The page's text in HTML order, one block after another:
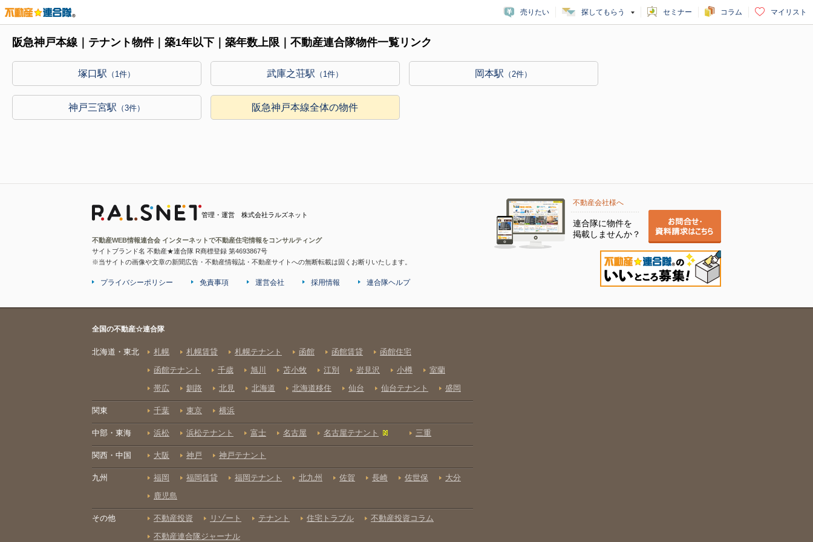
売りたい 探してもらう セミナー コラム マイリスト
阪急神戸本線｜テナント物件｜築1年以下｜築年数上限｜不動産連合隊物件一覧リンク
塚口駅 （1件） 武庫之荘駅 （1件） 岡本駅 （2件）
神戸三宮駅 （3件） 阪急神戸本線全体の物件
管理・運営 株式会社ラルズネット
不動産WEB情報連合会 インターネットで不動産住宅情報をコンサルティング
サイトブランド名 不動産★連合隊 R商標登録 第4693867号
※当サイトの画像や文章の新聞広告・不動産情報誌・不動産サイトへの無断転載は固くお断りいたします。
不動産会社様へ
連合隊に物件を
掲載しませんか？
プライバシーポリシー 免責事項 運営会社 採用情報 連合隊ヘルプ